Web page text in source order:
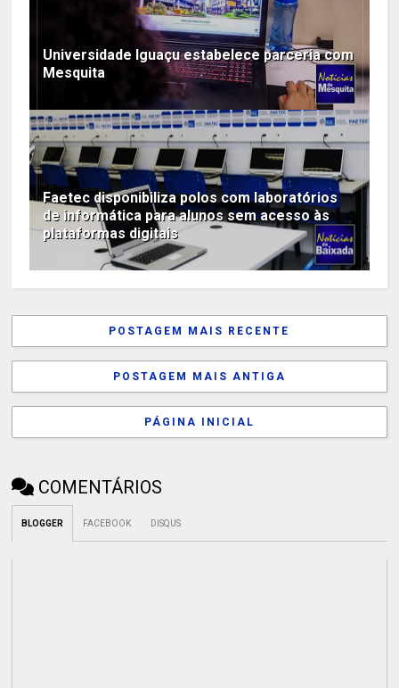
Universidade Iguaçu estabelece parceria com
Mesquita
Faetec disponibiliza polos com laboratórios
de informática para alunos sem acesso às
plataformas digitais
POSTAGEM MAIS RECENTE
POSTAGEM MAIS ANTIGA
PÁGINA INICIAL
COMENTÁRIOS
BLOGGER FACEBOOK DISQUS